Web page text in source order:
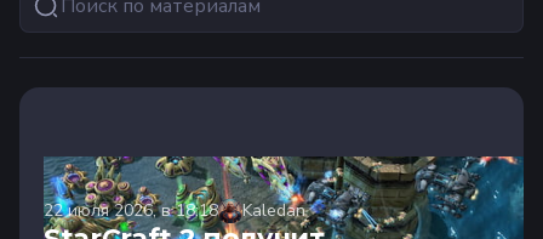
22 июля 2026, в 18:18 Kaledan